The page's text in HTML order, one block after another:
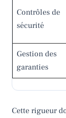
Contrôles de
sécurité
Gestion des
garanties
Cette rigueur